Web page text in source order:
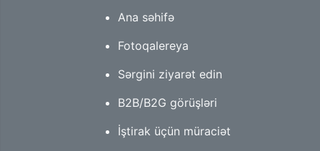
Ana səhifə
Fotoqalereya
Sərgini ziyarət edin
B2B/B2G görüşləri
İştirak üçün müraciət